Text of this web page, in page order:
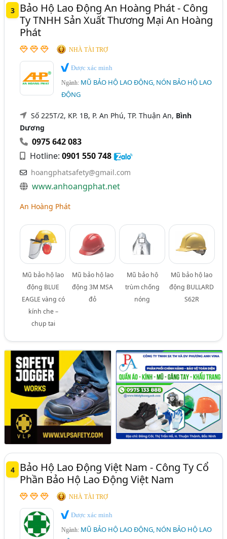
3
Bảo Hộ Lao Động An Hoàng Phát - Công
Ty TNHH Sản Xuất Thương Mại An Hoàng
Phát
NHÀ TÀI TRỢ
Được xác minh
Ngành: MŨ BẢO HỘ LAO ĐỘNG, NÓN BẢO HỘ LAO
ĐỘNG
Số 225T/2, KP. 1B, P. An Phú, TP. Thuận An, Bình
Dương
0975 642 083
Hotline:0901 550 748
hoangphatsafety@gmail.com
www.anhoangphat.net
An Hoàng Phát
Mũ bảo hộ lao
động BLUE
EAGLE vàng có
kính che –
chụp tai
Mũ bảo hộ lao
động 3M MSA
đỏ
Mũ bảo hộ
trùm chống
nóng
Mũ bảo hộ lao
động BULLARD
S62R
4
Bảo Hộ Lao Động Việt Nam - Công Ty Cổ
Phần Bảo Hộ Lao Động Việt Nam
NHÀ TÀI TRỢ
Được xác minh
Ngành: MŨ BẢO HỘ LAO ĐỘNG, NÓN BẢO HỘ LAO